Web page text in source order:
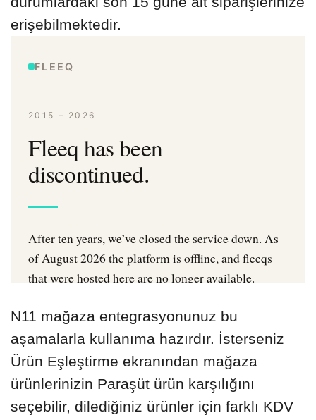
erişebilmektedir.
N11 mağaza entegrasyonunuz bu
aşamalarla kullanıma hazırdır. İsterseniz
Ürün Eşleştirme ekranından mağaza
ürünlerinizin Paraşüt ürün karşılığını
seçebilir, dilediğiniz ürünler için farklı KDV